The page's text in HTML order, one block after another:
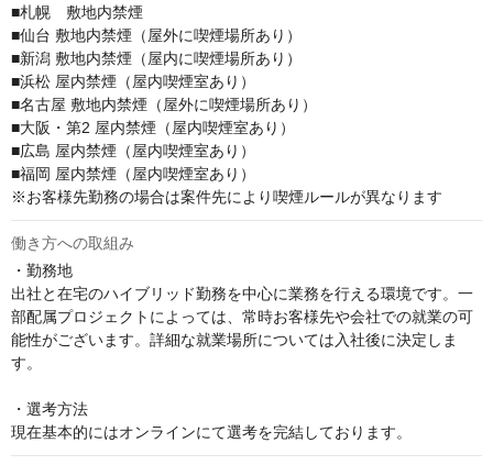
■札幌　敷地内禁煙
■仙台 敷地内禁煙（屋外に喫煙場所あり）
■新潟 敷地内禁煙（屋内に喫煙場所あり）
■浜松 屋内禁煙（屋内喫煙室あり）
■名古屋 敷地内禁煙（屋外に喫煙場所あり）
■大阪・第2 屋内禁煙（屋内喫煙室あり）
■広島 屋内禁煙（屋内喫煙室あり）
■福岡 屋内禁煙（屋内喫煙室あり）
※お客様先勤務の場合は案件先により喫煙ルールが異なります
働き方への取組み
・勤務地
出社と在宅のハイブリッド勤務を中心に業務を行える環境です。一
部配属プロジェクトによっては、常時お客様先や会社での就業の可
能性がございます。詳細な就業場所については入社後に決定しま
す。
・選考方法
現在基本的にはオンラインにて選考を完結しております。